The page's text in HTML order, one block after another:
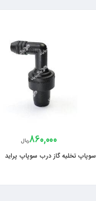
860,000ریال
سوپاپ تخلیه گاز درب سوپاپ پراید